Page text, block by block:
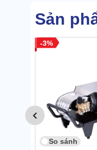
Sản
3
So sánh